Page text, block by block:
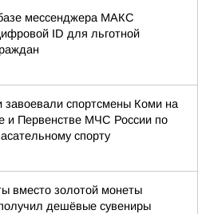
мессенджера МАКС
ID для льготной
завоевали спортсмены Коми на
и Первенстве МЧС России по
спорту
вместо золотой монеты
дешёвые сувениры